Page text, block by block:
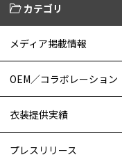
カテゴリ
メディア掲載情報
OEM／コラボレーション
衣装提供実績
プレスリリース